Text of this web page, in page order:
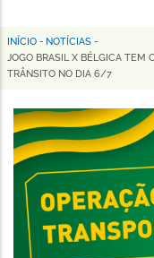
Horizonte
Trilha
de
navegação
INÍCIO - NOTÍCIAS -
JOGO BRASIL X BÉLGICA TEM
TRÂNSITO NO DIA 6/7